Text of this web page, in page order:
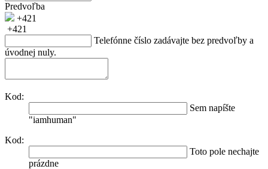
Predvoľba
+421
+421
Telefónne číslo zadávajte bez predvoľby a
úvodnej nuly.
Kod:
Sem napíšte
"iamhuman"
Kod:
Toto pole nechajte
prázdne